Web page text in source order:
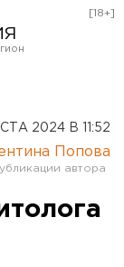
[18+]
2024 В 11:52
Попова